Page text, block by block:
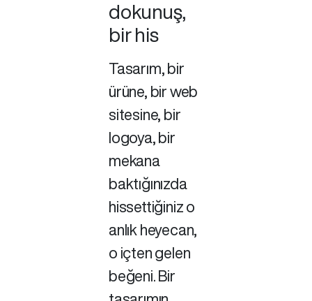
dokunuş,
bir his
Tasarım, bir
ürüne, bir web
sitesine, bir
logoya, bir
mekana
baktığınızda
hissettiğiniz o
anlık heyecan,
o içten gelen
beğeni. Bir